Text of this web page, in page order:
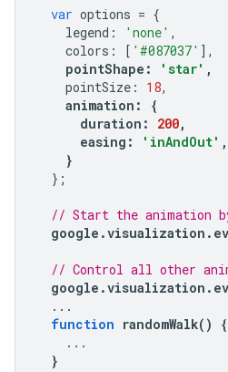
var options = {
legend : 'none' ,
colors : [ '#087037' ],
pointShape : 'star' ,
pointSize : 18,
animation :
{
duration : 200,
easing : 'inAndOut' ,
}
};
// Start the animation
google .visualization .
// Control all other
google .visualization .
...
function randomWalk()
{
...
}